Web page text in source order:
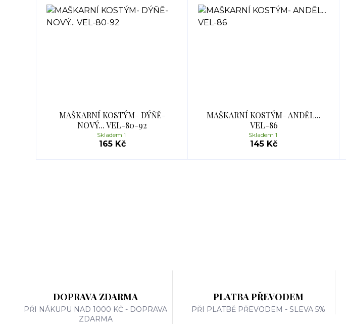
MAŠKARNÍ KOSTÝM- DÝŇĚ-
NOVÝ... VEL-80-92
165 Kč
Skladem 1
MAŠKARNÍ KOSTÝM- ANDĚL...
VEL-86
145 Kč
Skladem 1
DOPRAVA ZDARMA
PŘI NÁKUPU NAD 1000 KČ - DOPRAVA
ZDARMA
PLATBA PŘEVODEM
PŘI PLATBĚ PŘEVODEM - SLEVA 5%